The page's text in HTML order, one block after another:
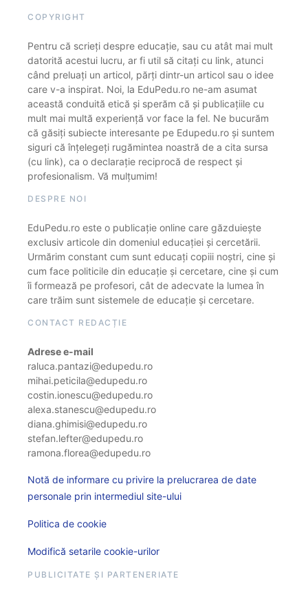
COPYRIGHT
Pentru că scrieți despre educație, sau cu atât mai mult
datorită acestui lucru, ar fi util să citați cu link, atunci
când preluați un articol, părți dintr-un articol sau o idee
care v-a inspirat. Noi, la EduPedu.ro ne-am asumat
această conduită etică și sperăm că și publicațiile cu
mult mai multă experiență vor face la fel. Ne bucurăm
că găsiți subiecte interesante pe Edupedu.ro și suntem
siguri că înțelegeți rugămintea noastră de a cita sursa
(cu link), ca o declarație reciprocă de respect și
profesionalism. Vă mulțumim!
DESPRE NOI
EduPedu.ro este o publicație online care găzduiește
exclusiv articole din domeniul educației și cercetării.
Urmărim constant cum sunt educați copiii noștri, cine și
cum face politicile din educație și cercetare, cine și cum
îi formează pe profesori, cât de adecvate la lumea în
care trăim sunt sistemele de educație și cercetare.
CONTACT REDACȚIE
Adrese e-mail
raluca.pantazi@edupedu.ro
mihai.peticila@edupedu.ro
costin.ionescu@edupedu.ro
alexa.stanescu@edupedu.ro
diana.ghimisi@edupedu.ro
stefan.lefter@edupedu.ro
ramona.florea@edupedu.ro
Notă de informare cu privire la prelucrarea de date
personale prin intermediul site-ului
Politica de cookie
Modifică setarile cookie-urilor
PUBLICITATE ȘI PARTENERIATE